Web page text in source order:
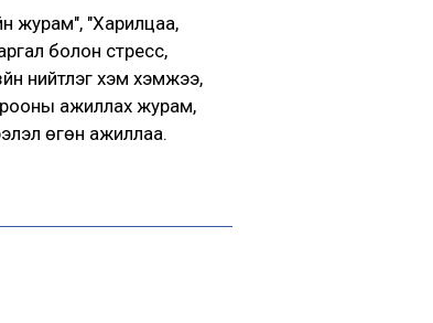
журам", "Харилцаа,
болон стресс,
нийтлэг хэм хэмжээ,
ажиллах журам,
өгөн ажиллаа.